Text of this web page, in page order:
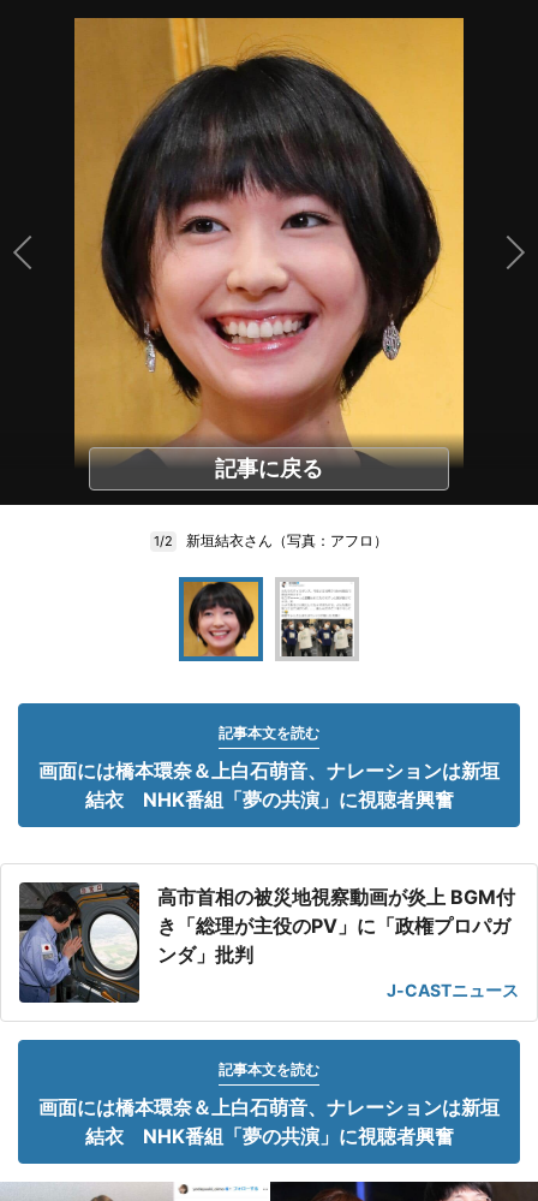
記事に戻る
1/2 新垣結衣さん（写真：アフロ）
記事本文を読む
画面には橋本環奈＆上白石萌音、ナレーションは新垣
結衣 NHK番組「夢の共演」に視聴者興奮
高市首相の被災地視察動画が炎上 BGM付
き「総理が主役のPV」に「政権プロパガ
ンダ」批判
J-CASTニュース
記事本文を読む
画面には橋本環奈＆上白石萌音、ナレーションは新垣
結衣 NHK番組「夢の共演」に視聴者興奮